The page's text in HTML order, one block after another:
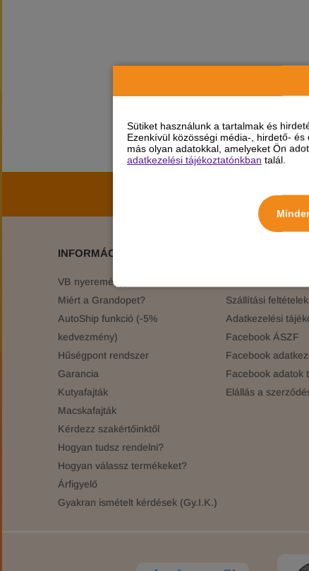
Sütiket használunk a tartalmak és
Ezenkívül közösségi média-, hirdető-
más olyan adatokkal, amelyeket Ön
adatkezelési tájékoztatónkban talál.
Iratkozz fel
INFORMÁCIÓK
VB nyereményjáték
Miért a Grandopet?
AutoShip funkció (-5%
kedvezmény)
Hűségpont rendszer
Garancia
Kutyafajták
Macskafajták
Kérdezz szakértőinktől
Hogyan tudsz rendelni?
Hogyan válassz termékeket?
Árfigyelő
Gyakran ismételt kérdések (Gy.I.K.)
Szállítási feltételek
Adatkezelési
Facebook ÁSZF
Facebook
Facebook adatok
Elállás a